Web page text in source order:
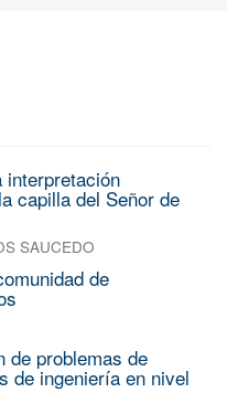
interpretación
capilla del Señor de
SAUCEDO
de
de problemas de
de ingeniería en nivel